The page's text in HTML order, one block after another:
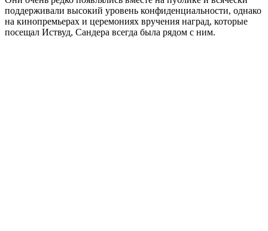
поддерживали высокий уровень конфиденциальности, однако
на кинопремьерах и церемониях вручения наград, которые
посещал Иствуд, Сандера всегда была рядом с ним.